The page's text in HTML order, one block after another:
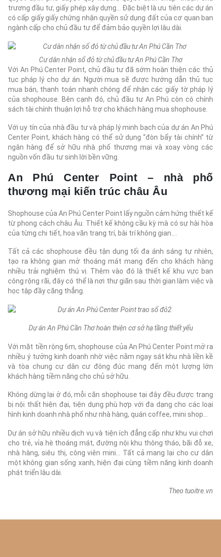
trương đầu tư, giấy phép xây dựng… Đặc biệt là ưu tiên các dự án
có cấp giấy giấy chứng nhận quyền sử dụng đất của cơ quan ban
ngành cấp cho chủ đầu tư để đảm bảo quyền lợi lâu dài.
Cư dân nhận sổ đỏ từ chủ đầu tư An Phú Cần Thơ
Với An Phú Center Point, chủ đầu tư đã sớm hoàn thiện các thủ
tục pháp lý cho dự án. Người mua sẽ được hướng dẫn thủ tục
mua bán, thanh toán nhanh chóng để nhận các giấy tờ pháp lý
của shophouse. Bên cạnh đó, chủ đầu tư An Phú còn có chính
sách tài chính thuận lợi hỗ trợ cho khách hàng mua shophouse.
Với uy tín của nhà đầu tư và pháp lý minh bạch của dự án An Phú
Center Point, khách hàng có thể sử dụng “đòn bẩy tài chính” từ
ngân hàng để sở hữu nhà phố thương mại và xoay vòng các
nguồn vốn đầu tư sinh lời bền vững.
An Phú Center Point – nhà phố
thương mại kiến trúc châu Âu
Shophouse của An Phú Center Point lấy nguồn cảm hứng thiết kế
từ phong cách châu Âu. Thiết kế không cầu kỳ mà có sự hài hòa
của từng chi tiết, hoa văn trang trí, bài trí không gian….
Tất cả các shophouse đều tận dụng tối đa ánh sáng tự nhiên,
tạo ra không gian mở thoáng mát mang đến cho khách hàng
nhiều trải nghiệm thú vị. Thêm vào đó là thiết kế khu vực ban
công rộng rãi, đây có thể là nơi thư giãn sau thời gian làm việc và
học tập đầy căng thẳng.
Dự án An Phú Cần Thơ hoàn thiện cơ sở hạ tầng thiết yếu
Với mặt tiền rộng 6m, shophouse của An Phú Center Point mở ra
nhiều ý tưởng kinh doanh nhờ việc nằm ngay sát khu nhà liền kề
và tòa chung cư dân cư đông đúc mang đến một lượng lớn
khách hàng tiềm năng cho chủ sở hữu.
Không dừng lại ở đó, mỗi căn shophouse tại đây đều được trang
bị nội thất hiện đại, tiện dụng phù hợp với đa dạng cho các loại
hình kinh doanh nhà phố như nhà hàng, quán coffee, mini shop…
Dự án sở hữu nhiều dịch vụ và tiện ích đẳng cấp như khu vui chơi
cho trẻ, vỉa hè thoáng mát, đường nội khu thông tháo, bãi đỗ xe,
nhà hàng, siêu thị, công viên mini… Tất cả mang lại cho cư dân
một không gian sống xanh, hiện đại cùng tiềm năng kinh doanh
phát triển lâu dài.
Theo tuoitre.vn